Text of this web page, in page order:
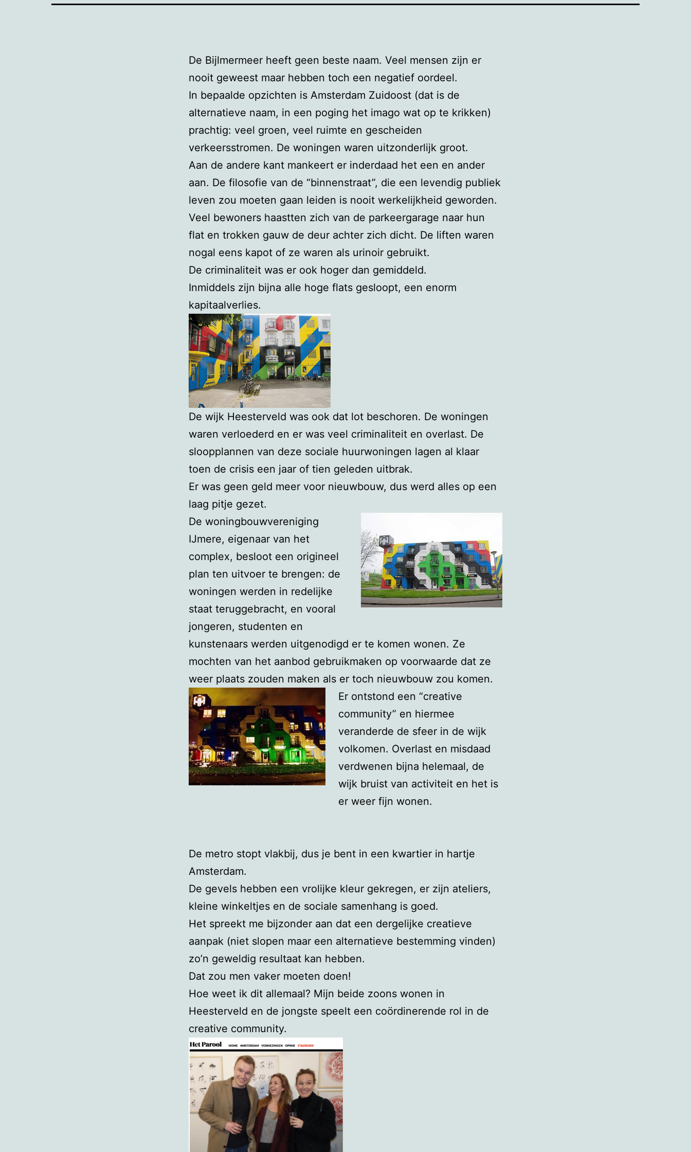
De Bijlmermeer heeft geen beste naam. Veel mensen zijn er
nooit geweest maar hebben toch een negatief oordeel.
In bepaalde opzichten is Amsterdam Zuidoost (dat is de
alternatieve naam, in een poging het imago wat op te krikken)
prachtig: veel groen, veel ruimte en gescheiden
verkeersstromen. De woningen waren uitzonderlijk groot.
Aan de andere kant mankeert er inderdaad het een en ander
aan. De filosofie van de “binnenstraat”, die een levendig publiek
leven zou moeten gaan leiden is nooit werkelijkheid geworden.
Veel bewoners haastten zich van de parkeergarage naar hun
flat en trokken gauw de deur achter zich dicht. De liften waren
nogal eens kapot of ze waren als urinoir gebruikt.
De criminaliteit was er ook hoger dan gemiddeld.
Inmiddels zijn bijna alle hoge flats gesloopt, een enorm
kapitaalverlies.
De wijk Heesterveld was ook dat lot beschoren. De woningen
waren verloederd en er was veel criminaliteit en overlast. De
sloopplannen van deze sociale huurwoningen lagen al klaar
toen de crisis een jaar of tien geleden uitbrak.
Er was geen geld meer voor nieuwbouw, dus werd alles op een
laag pitje gezet.
De woningbouwvereniging
IJmere, eigenaar van het
complex, besloot een origineel
plan ten uitvoer te brengen: de
woningen werden in redelijke
staat teruggebracht, en vooral
jongeren, studenten en
kunstenaars werden uitgenodigd er te komen wonen. Ze
mochten van het aanbod gebruikmaken op voorwaarde dat ze
weer plaats zouden maken als er toch nieuwbouw zou komen.
Er ontstond een “creative
community” en hiermee
veranderde de sfeer in de wijk
volkomen. Overlast en misdaad
verdwenen bijna helemaal, de
wijk bruist van activiteit en het is
er weer fijn wonen.
De metro stopt vlakbij, dus je bent in een kwartier in hartje
Amsterdam.
De gevels hebben een vrolijke kleur gekregen, er zijn ateliers,
kleine winkeltjes en de sociale samenhang is goed.
Het spreekt me bijzonder aan dat een dergelijke creatieve
aanpak (niet slopen maar een alternatieve bestemming vinden)
zo’n geweldig resultaat kan hebben.
Dat zou men vaker moeten doen!
Hoe weet ik dit allemaal? Mijn beide zoons wonen in
Heesterveld en de jongste speelt een coördinerende rol in de
creative community.